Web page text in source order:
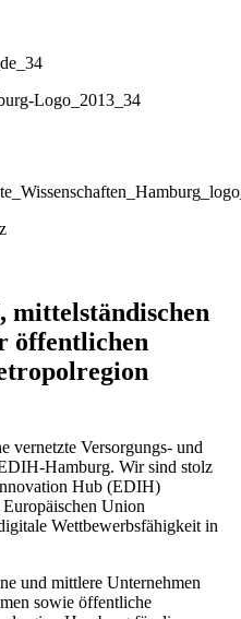
öffentlichen
vernetzte Versorgungs- und
Hamburg. Wir sind stolz
Hub (EDIH)
Union
Wettbewerbsfähigkeit in
und mittlere Unternehmen
sowie öffentliche